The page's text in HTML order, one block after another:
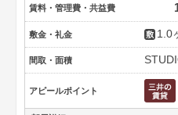
賃料・管理費・共益費
敷金・礼金 1.0
間取・面積
アピールポイント